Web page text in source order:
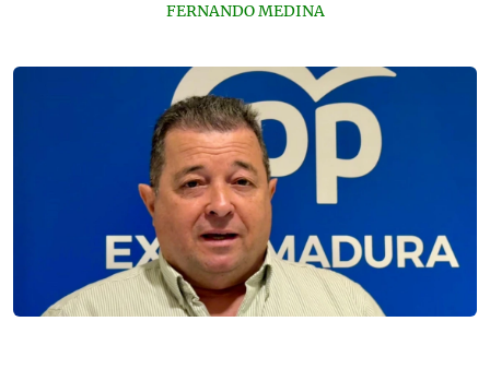
FERNANDO MEDINA